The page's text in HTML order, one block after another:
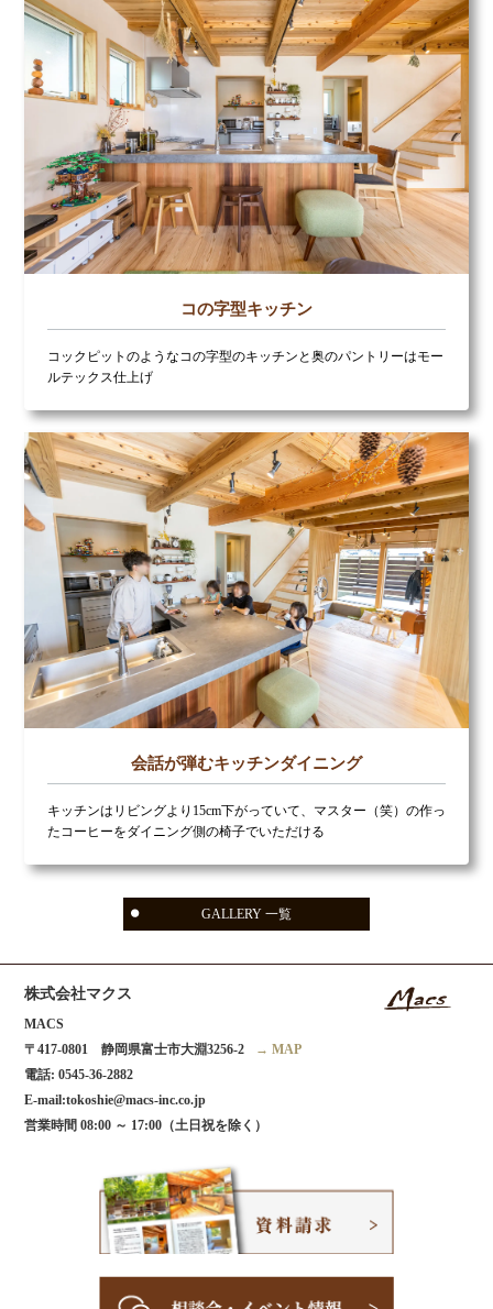
コの字型キッチン
コックピットのようなコの字型のキッチンと奥のパントリーはモー
ルテックス仕上げ
会話が弾むキッチンダイニング
キッチンはリビングより15cm下がっていて、マスター（笑）の作っ
たコーヒーをダイニング側の椅子でいただける
GALLERY 一覧
株式会社マクス
MACS
〒417-0801 静岡県富士市大淵3256-2
→ MAP
電話:0545-36-2882
E-mail:tokoshie@macs-inc.co.jp
営業時間 08:00 ～ 17:00（土日祝を除く）